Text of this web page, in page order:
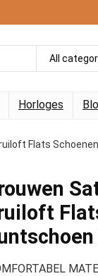
All
Horloges
Flats